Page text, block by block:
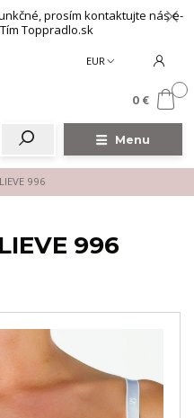
prosím kontaktujte nás e-
Toppradlo.sk
Menu
EUR
0 €
996
996